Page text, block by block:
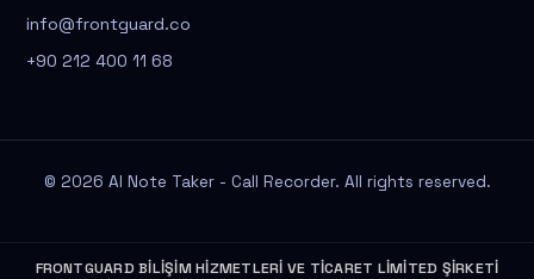
info@frontguard.co
+90 212 400 11 68
© 2026 AI Note Taker - Call Recorder. All rights reserved.
FRONTGUARD BİLİŞİM HİZMETLERİ VE TİCARET LİMİTED ŞİRKETİ